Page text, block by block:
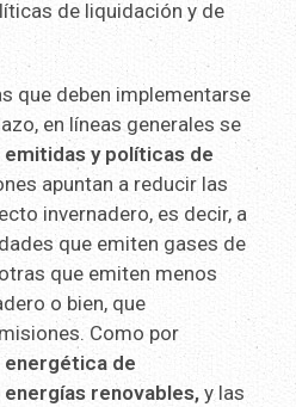
de liquidación y de
que deben implementarse
en líneas generales se
y políticas de
apuntan a reducir las
invernadero, es decir, a
que emiten gases de
que emiten menos
o bien, que
Como por
energética de
renovables, y las